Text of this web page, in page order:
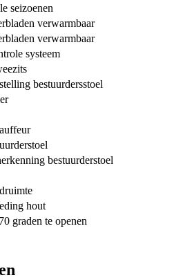
seizoenen
verwarmbaar
verwarmbaar
systeem
bestuurdersstoel
bestuurderstoel
hout
graden te openen